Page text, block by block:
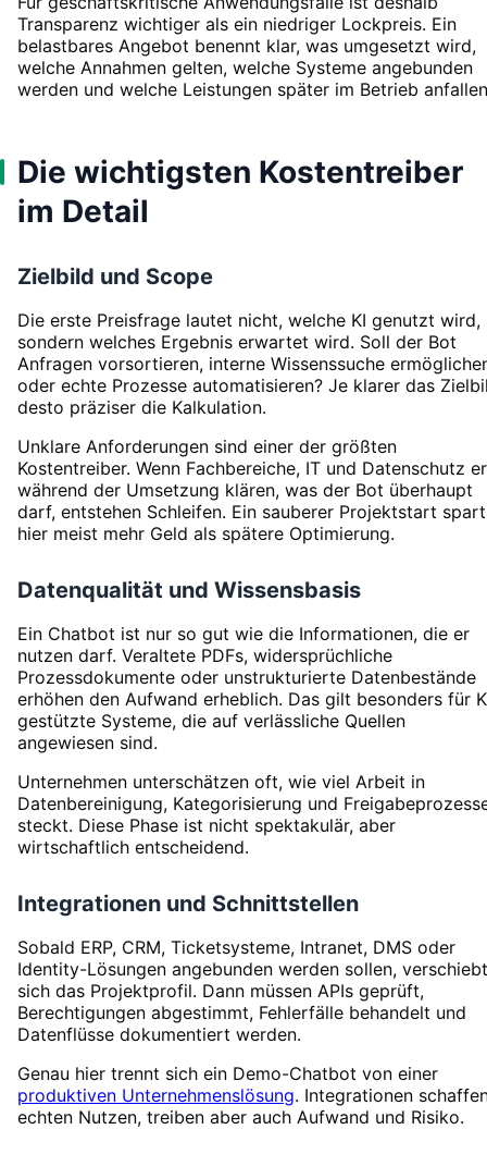
Transparenz wichtiger als ein niedriger Lockpreis. Ein
belastbares Angebot benennt klar, was umgesetzt wird,
welche Annahmen gelten, welche Systeme angebunden
werden und welche Leistungen später im Betrieb
Die wichtigsten Kostentreiber
im Detail
Zielbild und Scope
Die erste Preisfrage lautet nicht, welche KI genutzt wird,
sondern welches Ergebnis erwartet wird. Soll der Bot
Anfragen vorsortieren, interne Wissenssuche
oder echte Prozesse automatisieren? Je klarer das
desto präziser die Kalkulation.
Unklare Anforderungen sind einer der größten
Kostentreiber. Wenn Fachbereiche, IT und Datenschutz
während der Umsetzung klären, was der Bot überhaupt
darf, entstehen Schleifen. Ein sauberer Projektstart spart
hier meist mehr Geld als spätere Optimierung.
Datenqualität und Wissensbasis
Ein Chatbot ist nur so gut wie die Informationen, die er
nutzen darf. Veraltete PDFs, widersprüchliche
Prozessdokumente oder unstrukturierte Datenbestände
erhöhen den Aufwand erheblich. Das gilt besonders für
gestützte Systeme, die auf verlässliche Quellen
angewiesen sind.
Unternehmen unterschätzen oft, wie viel Arbeit in
Datenbereinigung, Kategorisierung und
steckt. Diese Phase ist nicht spektakulär, aber
wirtschaftlich entscheidend.
Integrationen und Schnittstellen
Sobald ERP, CRM, Ticketsysteme, Intranet, DMS oder
Identity-Lösungen angebunden werden sollen, verschiebt
sich das Projektprofil. Dann müssen APIs geprüft,
Berechtigungen abgestimmt, Fehlerfälle behandelt und
Datenflüsse dokumentiert werden.
Genau hier trennt sich ein Demo-Chatbot von einer
produktiven Unternehmenslösung. Integrationen
echten Nutzen, treiben aber auch Aufwand und Risiko.